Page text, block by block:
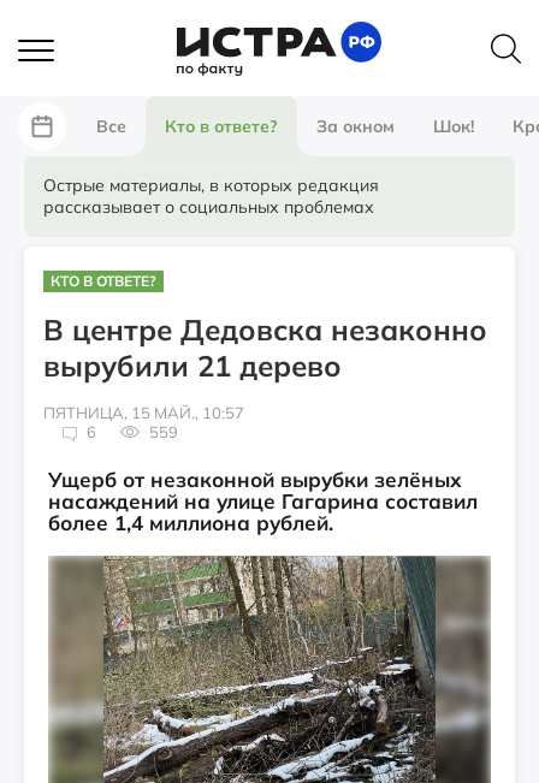
Все Кто в ответе? За окном Шок!
Острые материалы, в которых редакция
рассказывает о социальных проблемах
КТО В ОТВЕТЕ?
В центре Дедовска незаконно
вырубили 21 дерево
ПЯТНИЦА, 15 МАЙ., 10:57
6
559
Ущерб от незаконной вырубки зелёных
насаждений на улице Гагарина составил
более 1,4 миллиона рублей.